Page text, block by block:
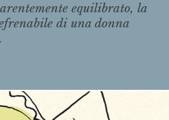
equilibrato, la
di una donna